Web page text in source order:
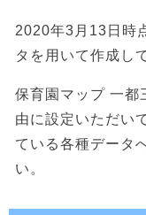
2020年3月13日時
タを用いて作成し
保育園マップ 一都
由に設定いただい
ている各種データ
い。